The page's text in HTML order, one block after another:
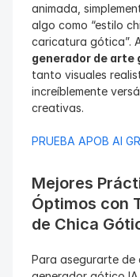
animada,
algo como “estilo
generador de arte
tanto visuales
increíblemente
creativas.
PRUEBA APOB AI
Mejores
Óptimos con
de Chica
Para asegurarte de